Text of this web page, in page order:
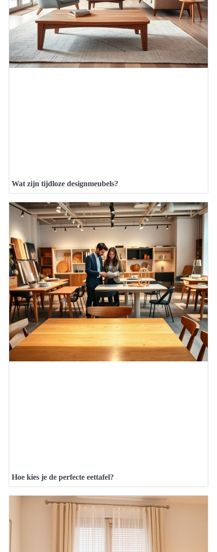
Wat zijn tijdloze designmeubels?
Hoe kies je de perfecte eettafel?